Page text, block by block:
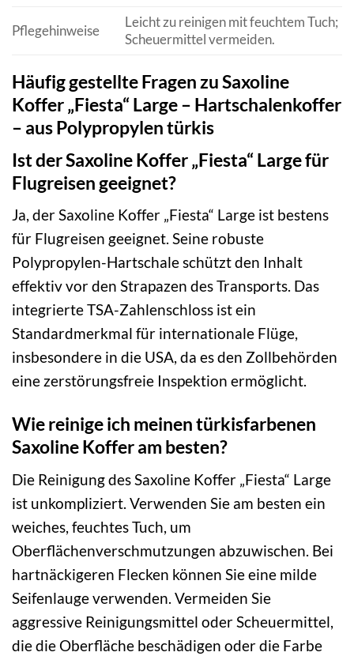
Pflegehinweise
Leicht zu reinigen mit feuchtem Tuch;
Scheuermittel vermeiden.
Häufig gestellte Fragen zu Saxoline
Koffer „Fiesta“ Large – Hartschalenkoffer
– aus Polypropylen türkis
Ist der Saxoline Koffer „Fiesta“ Large für
Flugreisen geeignet?
Ja, der Saxoline Koffer „Fiesta“ Large ist bestens
für Flugreisen geeignet. Seine robuste
Polypropylen-Hartschale schützt den Inhalt
effektiv vor den Strapazen des Transports. Das
integrierte TSA-Zahlenschloss ist ein
Standardmerkmal für internationale Flüge,
insbesondere in die USA, da es den Zollbehörden
eine zerstörungsfreie Inspektion ermöglicht.
Wie reinige ich meinen türkisfarbenen
Saxoline Koffer am besten?
Die Reinigung des Saxoline Koffer „Fiesta“ Large
ist unkompliziert. Verwenden Sie am besten ein
weiches, feuchtes Tuch, um
Oberflächenverschmutzungen abzuwischen. Bei
hartnäckigeren Flecken können Sie eine milde
Seifenlauge verwenden. Vermeiden Sie
aggressive Reinigungsmittel oder Scheuermittel,
die die Oberfläche beschädigen oder die Farbe